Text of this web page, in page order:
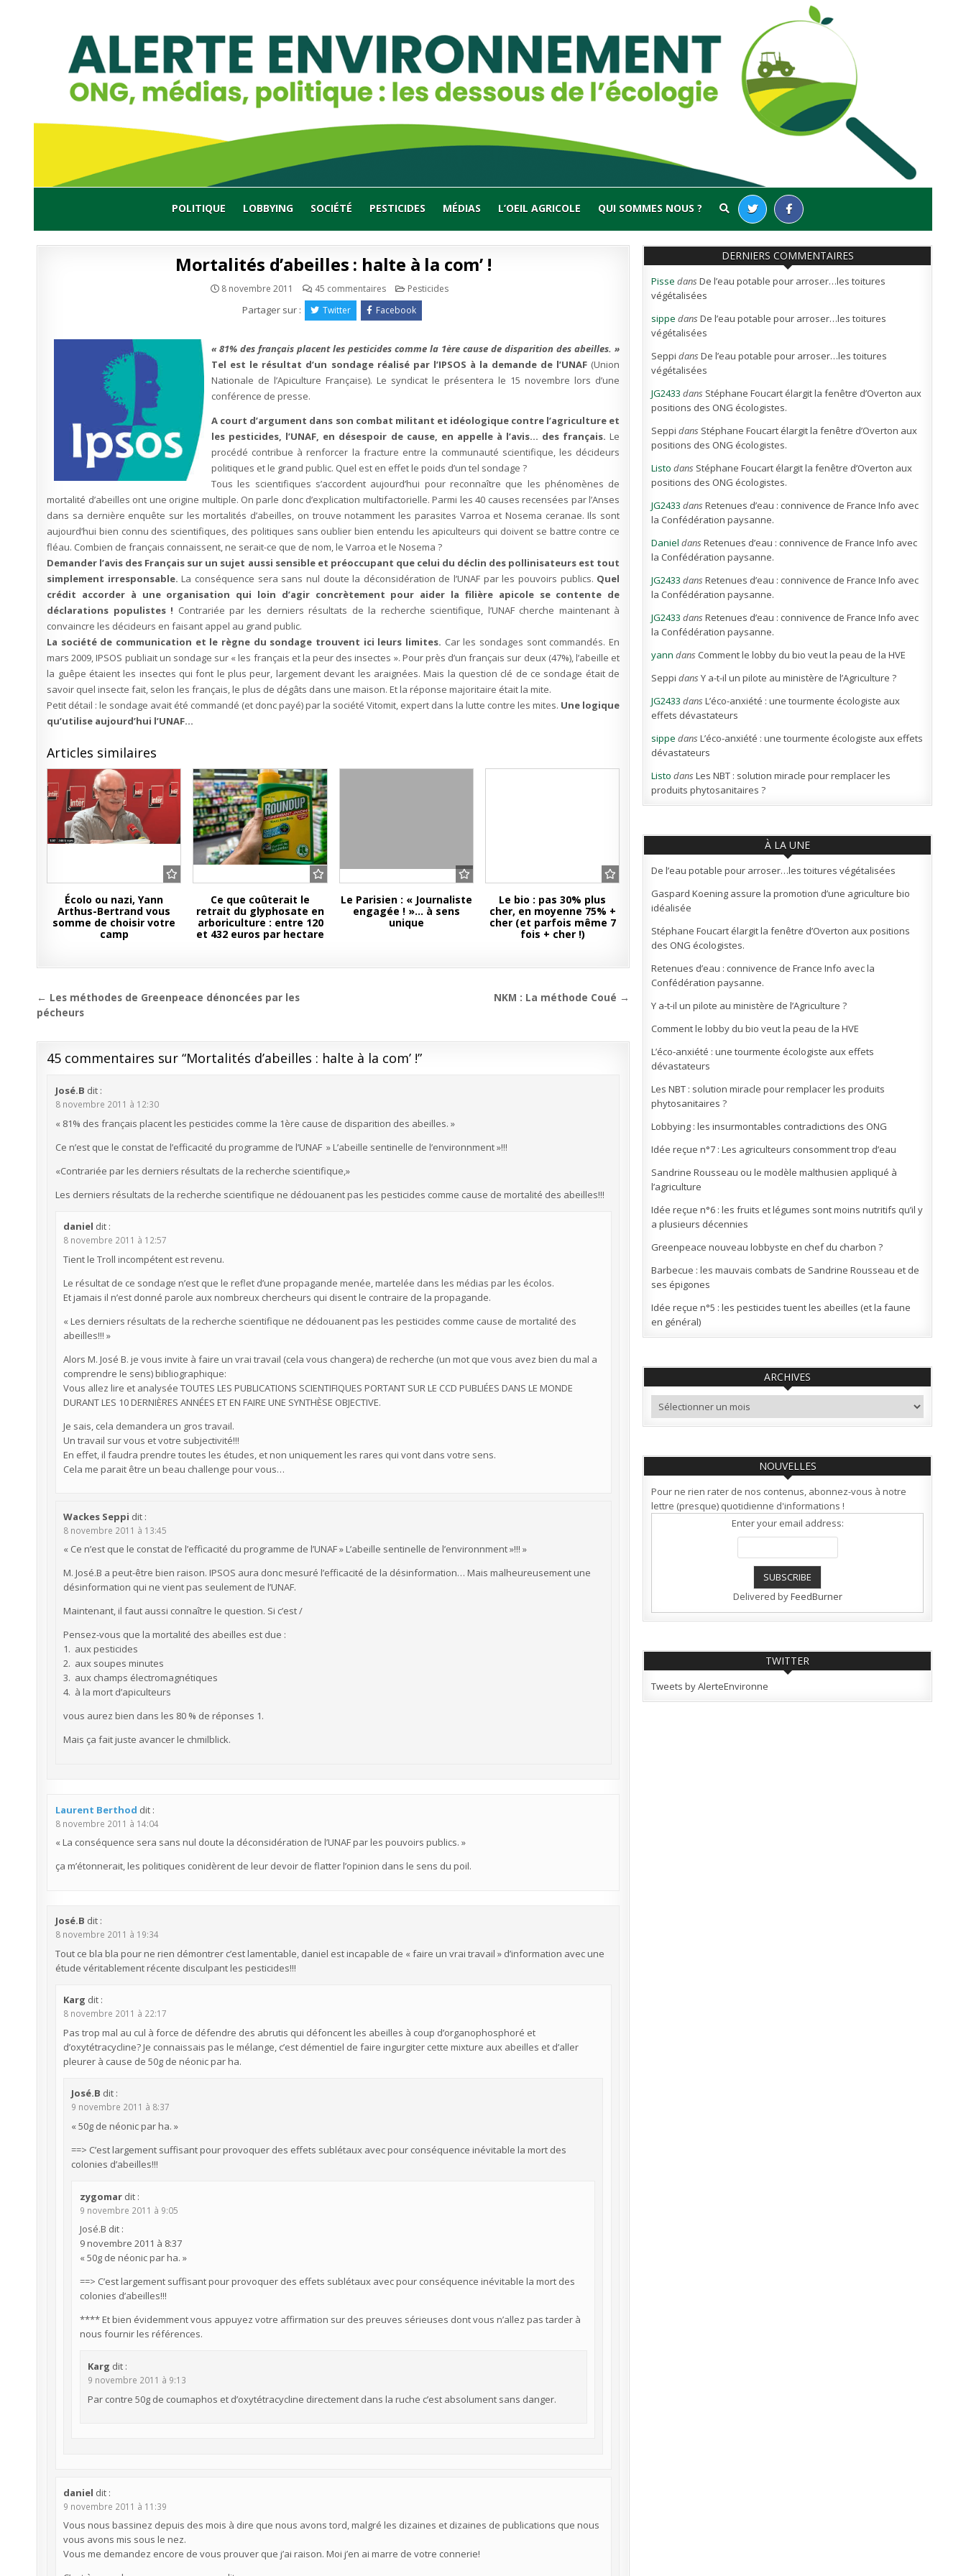
POLITIQUE LOBBYING SOCIÉTÉ PESTICIDES MÉDIAS L’OEIL AGRICOLE QUI SOMMES NOUS ?
Mortalités d’abeilles : halte à la com’ !
8 novembre 2011 45 commentairessur
d’abeilles
:
halte
com’
Publié
Pesticides
Partager sur : Twitter Facebook
« 81% des français placent les pesticides comme la 1ère cause de disparition des abeilles. »
Tel est le résultat d’un sondage réalisé par l’IPSOS à la demande de l’UNAF (Union
Nationale de l’Apiculture Française). Le syndicat le présentera le 15 novembre lors d’une
conférence de presse.
A court d’argument dans son combat militant et idéologique contre l’agriculture et
les pesticides, l’UNAF, en désespoir de cause, en appelle à l’avis… des français.Le
procédé contribue à renforcer la fracture entre la communauté scientifique, les décideurs
politiques et le grand public. Quel est en effet le poids d’un tel sondage ?
Tous les scientifiques s’accordent aujourd’hui pour reconnaître que les phénomènes de
mortalité d’abeilles ont une origine multiple. On parle donc d’explication multifactorielle. Parmi les 40 causes recensées par l’Anses
dans sa dernière enquête sur les mortalités d’abeilles, on trouve notamment les parasites Varroa et Nosema ceranae. Ils sont
aujourd’hui bien connu des scientifiques, des politiques sans oublier bien entendu les apiculteurs qui doivent se battre contre ce
fléau. Combien de français connaissent, ne serait-ce que de nom, le Varroa et le Nosema ?
Demander l’avis des Français sur un sujet aussi sensible et préoccupant que celui du déclin des pollinisateurs est tout
simplement irresponsable. La conséquence sera sans nul doute la déconsidération de l’UNAF par les pouvoirs publics. Quel
crédit accorder à une organisation qui loin d’agir concrètement pour aider la filière apicole se contente de
déclarations populistes ! Contrariée par les derniers résultats de la recherche scientifique, l’UNAF cherche maintenant à
convaincre les décideurs en faisant appel au grand public.
La société de communication et le règne du sondage trouvent ici leurs limites. Car les sondages sont commandés. En
mars 2009, IPSOS publiait un sondage sur « les français et la peur des insectes ». Pour près d’un français sur deux (47%), l’abeille et
la guêpe étaient les insectes qui font le plus peur, largement devant les araignées. Mais la question clé de ce sondage était de
savoir quel insecte fait, selon les français, le plus de dégâts dans une maison. Et la réponse majoritaire était la mite.
Petit détail : le sondage avait été commandé (et donc payé) par la société Vitomit, expert dans la lutte contre les mites. Une logique
qu’utilise aujourd’hui l’UNAF…
Articles similaires
Écolo ou nazi, Yann
Arthus-Bertrand vous
somme de choisir votre
camp
Ce que coûterait le
retrait du glyphosate en
arboriculture : entre 120
et 432 euros par hectare
Le Parisien : « Journaliste
engagée ! »… à sens
unique
Le bio : pas 30% plus
cher, en moyenne 75% +
cher (et parfois même 7
fois + cher !)
Navigation
de
l’article
NKM : La méthode Coué →
← Les méthodes de Greenpeace dénoncées par les
pécheurs
45 commentaires sur “Mortalités d’abeilles : halte à la com’ !”
José.B dit :
8 novembre 2011 à 12:30
« 81% des français placent les pesticides comme la 1ère cause de disparition des abeilles. »
Ce n’est que le constat de l’efficacité du programme de l’UNAF » L’abeille sentinelle de l’environnment »!!!
«Contrariée par les derniers résultats de la recherche scientifique,»
Les derniers résultats de la recherche scientifique ne dédouanent pas les pesticides comme cause de mortalité des abeilles!!!
daniel dit :
8 novembre 2011 à 12:57
Tient le Troll incompétent est revenu.
Le résultat de ce sondage n’est que le reflet d’une propagande menée, martelée dans les médias par les écolos.
Et jamais il n’est donné parole aux nombreux chercheurs qui disent le contraire de la propagande.
« Les derniers résultats de la recherche scientifique ne dédouanent pas les pesticides comme cause de mortalité des
abeilles!!! »
Alors M. José B. je vous invite à faire un vrai travail (cela vous changera) de recherche (un mot que vous avez bien du mal a
comprendre le sens) bibliographique:
Vous allez lire et analysée TOUTES LES PUBLICATIONS SCIENTIFIQUES PORTANT SUR LE CCD PUBLIÉES DANS LE MONDE
DURANT LES 10 DERNIÈRES ANNÉES ET EN FAIRE UNE SYNTHÈSE OBJECTIVE.
Je sais, cela demandera un gros travail.
Un travail sur vous et votre subjectivité!!!
En effet, il faudra prendre toutes les études, et non uniquement les rares qui vont dans votre sens.
Cela me parait être un beau challenge pour vous…
Wackes Seppi dit :
8 novembre 2011 à 13:45
« Ce n’est que le constat de l’efficacité du programme de l’UNAF » L’abeille sentinelle de l’environnment »!!! »
M. José.B a peut-être bien raison. IPSOS aura donc mesuré l’efficacité de la désinformation… Mais malheureusement une
désinformation qui ne vient pas seulement de l’UNAF.
Maintenant, il faut aussi connaître le question. Si c’est /
Pensez-vous que la mortalité des abeilles est due :
1. aux pesticides
2. aux soupes minutes
3. aux champs électromagnétiques
4. à la mort d’apiculteurs
vous aurez bien dans les 80 % de réponses 1.
Mais ça fait juste avancer le chmilblick.
Laurent Berthod dit :
8 novembre 2011 à 14:04
« La conséquence sera sans nul doute la déconsidération de l’UNAF par les pouvoirs publics. »
ça m’étonnerait, les politiques conidèrent de leur devoir de flatter l’opinion dans le sens du poil.
José.B dit :
8 novembre 2011 à 19:34
Tout ce bla bla pour ne rien démontrer c’est lamentable, daniel est incapable de « faire un vrai travail » d’information avec une
étude véritablement récente disculpant les pesticides!!!
Karg dit :
8 novembre 2011 à 22:17
Pas trop mal au cul à force de défendre des abrutis qui défoncent les abeilles à coup d’organophosphoré et
d’oxytétracycline? Je connaissais pas le mélange, c’est démentiel de faire ingurgiter cette mixture aux abeilles et d’aller
pleurer à cause de 50g de néonic par ha.
José.B dit :
9 novembre 2011 à 8:37
« 50g de néonic par ha. »
==> C’est largement suffisant pour provoquer des effets sublétaux avec pour conséquence inévitable la mort des
colonies d’abeilles!!!
zygomar dit :
9 novembre 2011 à 9:05
José.B dit :
9 novembre 2011 à 8:37
« 50g de néonic par ha. »
==> C’est largement suffisant pour provoquer des effets sublétaux avec pour conséquence inévitable la mort des
colonies d’abeilles!!!
**** Et bien évidemment vous appuyez votre affirmation sur des preuves sérieuses dont vous n’allez pas tarder à
nous fournir les références.
Karg dit :
9 novembre 2011 à 9:13
Par contre 50g de coumaphos et d’oxytétracycline directement dans la ruche c’est absolument sans danger.
daniel dit :
9 novembre 2011 à 11:39
Vous nous bassinez depuis des mois à dire que nous avons tord, malgré les dizaines et dizaines de publications que nous
vous avons mis sous le nez.
Vous me demandez encore de vous prouver que j’ai raison. Moi j’en ai marre de votre connerie!
DERNIERS COMMENTAIRES
Pisse dansDe l’eau potable pour arroser…les toitures
végétalisées
sippe dansDe l’eau potable pour arroser…les toitures
végétalisées
Seppi dansDe l’eau potable pour arroser…les toitures
végétalisées
JG2433 dans Stéphane Foucart élargit la fenêtre d’Overton aux
positions des ONG écologistes.
Seppi dans Stéphane Foucart élargit la fenêtre d’Overton aux
positions des ONG écologistes.
Listo dans Stéphane Foucart élargit la fenêtre d’Overton aux
positions des ONG écologistes.
JG2433 dansRetenues d’eau : connivence de France Info avec
la Confédération paysanne.
Daniel dansRetenues d’eau : connivence de France Info avec
la Confédération paysanne.
JG2433 dansRetenues d’eau : connivence de France Info avec
la Confédération paysanne.
JG2433 dansRetenues d’eau : connivence de France Info avec
la Confédération paysanne.
yann dans Comment le lobby du bio veut la peau de la HVE
Seppi dansY a-t-il un pilote au ministère de l’Agriculture ?
JG2433 dansL’éco-anxiété : une tourmente écologiste aux
effets dévastateurs
sippe dansL’éco-anxiété : une tourmente écologiste aux effets
dévastateurs
Listo dansLes NBT : solution miracle pour remplacer les
produits phytosanitaires ?
À LA UNE
De l’eau potable pour arroser…les toitures végétalisées
Gaspard Koening assure la promotion d’une agriculture bio
idéalisée
Stéphane Foucart élargit la fenêtre d’Overton aux positions
des ONG écologistes.
Retenues d’eau : connivence de France Info avec la
Confédération paysanne.
Y a-t-il un pilote au ministère de l’Agriculture ?
Comment le lobby du bio veut la peau de la HVE
L’éco-anxiété : une tourmente écologiste aux effets
dévastateurs
Les NBT : solution miracle pour remplacer les produits
phytosanitaires ?
Lobbying : les insurmontables contradictions des ONG
Idée reçue n°7 : Les agriculteurs consomment trop d’eau
Sandrine Rousseau ou le modèle malthusien appliqué à
l’agriculture
Idée reçue n°6 : les fruits et légumes sont moins nutritifs qu’il y
a plusieurs décennies
Greenpeace nouveau lobbyste en chef du charbon ?
Barbecue : les mauvais combats de Sandrine Rousseau et de
ses épigones
Idée reçue n°5 : les pesticides tuent les abeilles (et la faune
en général)
ARCHIVES
Archives
NOUVELLES
Pour ne rien rater de nos contenus, abonnez-vous à notre
lettre (presque) quotidienne d'informations !
Enter your email address:
Delivered byFeedBurner
TWITTER
Tweets by AlerteEnvironne